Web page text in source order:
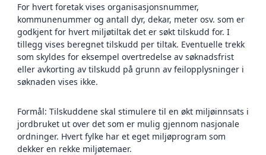
For hvert foretak vises organisasjonsnummer,
kommunenummer og antall dyr, dekar, meter osv. som er
godkjent for hvert miljøtiltak det er søkt tilskudd for. I
tillegg vises beregnet tilskudd per tiltak. Eventuelle trekk
som skyldes for eksempel overtredelse av søknadsfrist
eller avkorting av tilskudd på grunn av feilopplysninger i
søknaden vises ikke.
Formål: Tilskuddene skal stimulere til en økt miljøinnsats i
jordbruket ut over det som er mulig gjennom nasjonale
ordninger. Hvert fylke har et eget miljøprogram som
dekker en rekke miljøtemaer.